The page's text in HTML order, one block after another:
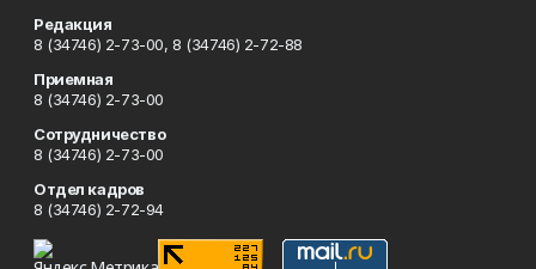
Редакция
8 (34746) 2-73-00, 8 (34746) 2-72-88
Приемная
8 (34746) 2-73-00
Сотрудничество
8 (34746) 2-73-00
Отдел кадров
8 (34746) 2-72-94